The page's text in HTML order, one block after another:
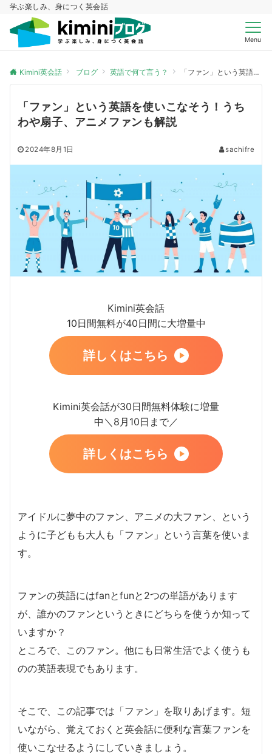
学ぶ楽しみ、身につく英会話
Menu
Kimini英会話 ブログ 英語で何て言う？ 「ファン」という英語を使いこなそう！うちわや扇子、アニメファンも解説
「ファン」という英語を使いこなそう！うち
わや扇子、アニメファンも解説
2024年8月1日 sachifre
Kimini英会話
10日間無料が40日間に大増量中
詳しくはこちら
Kimini英会話が30日間無料体験に増量
中＼8月10日まで／
詳しくはこちら
アイドルに夢中のファン、アニメの大ファン、という
ように子どもも大人も「ファン」という言葉を使いま
す。
ファンの英語にはfanとfunと2つの単語があります
が、誰かのファンというときにどちらを使うか知って
いますか？
ところで、このファン。他にも日常生活でよく使うも
のの英語表現でもあります。
そこで、この記事では「ファン」を取りあげます。短
いながら、覚えておくと英会話に便利な言葉ファンを
使いこなせるようにしていきましょう。